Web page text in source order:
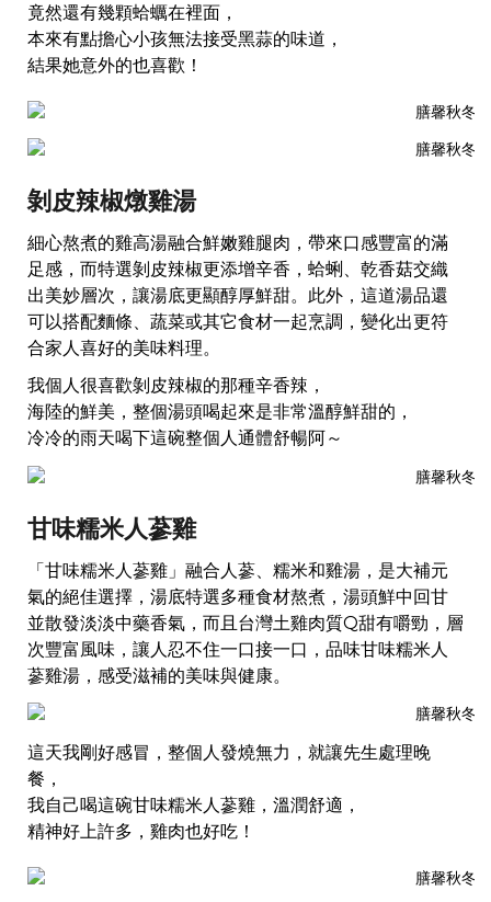
竟然還有幾顆蛤蠣在裡面，
本來有點擔心小孩無法接受黑蒜的味道，
結果她意外的也喜歡！
剝皮辣椒燉雞湯
細心熬煮的雞高湯融合鮮嫩雞腿肉，帶來口感豐富的滿
足感，而特選剝皮辣椒更添增辛香，蛤蜊、乾香菇交織
出美妙層次，讓湯底更顯醇厚鮮甜。此外，這道湯品還
可以搭配麵條、蔬菜或其它食材一起烹調，變化出更符
合家人喜好的美味料理。
我個人很喜歡剝皮辣椒的那種辛香辣，
海陸的鮮美，整個湯頭喝起來是非常溫醇鮮甜的，
冷冷的雨天喝下這碗整個人通體舒暢阿～
甘味糯米人蔘雞
「甘味糯米人蔘雞」融合人蔘、糯米和雞湯，是大補元
氣的絕佳選擇，湯底特選多種食材熬煮，湯頭鮮中回甘
並散發淡淡中藥香氣，而且台灣土雞肉質Q甜有嚼勁，層
次豐富風味，讓人忍不住一口接一口，品味甘味糯米人
蔘雞湯，感受滋補的美味與健康。
這天我剛好感冒，整個人發燒無力，就讓先生處理晚
餐，
我自己喝這碗甘味糯米人蔘雞，溫潤舒適，
精神好上許多，雞肉也好吃！